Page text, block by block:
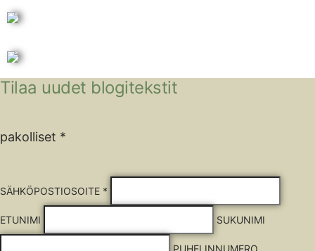
Tilaa uudet blogitekstit
pakolliset *
SÄHKÖPOSTIOSOITE *
ETUNIMI SUKUNIMI
PUHELINNUMERO